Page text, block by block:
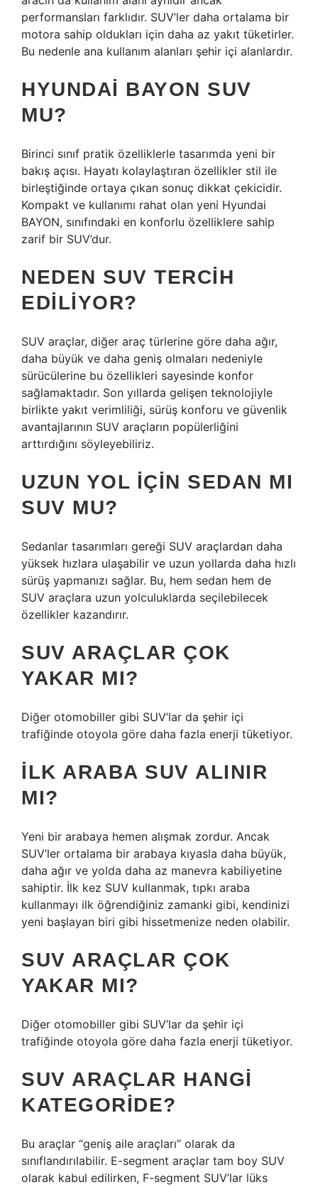
performansları farklıdır. SUV’ler daha ortalama bir
motora sahip oldukları için daha az yakıt tüketirler.
Bu nedenle ana kullanım alanları şehir içi alanlardır.
HYUNDAI BAYON SUV
MU?
Birinci sınıf pratik özelliklerle tasarımda yeni bir
bakış açısı. Hayatı kolaylaştıran özellikler stil ile
birleştiğinde ortaya çıkan sonuç dikkat çekicidir.
Kompakt ve kullanımı rahat olan yeni Hyundai
BAYON, sınıfındaki en konforlu özelliklere sahip
zarif bir SUV’dur.
NEDEN SUV TERCIH
EDILIYOR?
SUV araçlar, diğer araç türlerine göre daha ağır,
daha büyük ve daha geniş olmaları nedeniyle
sürücülerine bu özellikleri sayesinde konfor
sağlamaktadır. Son yıllarda gelişen teknolojiyle
birlikte yakıt verimliliği, sürüş konforu ve güvenlik
avantajlarının SUV araçların popülerliğini
arttırdığını söyleyebiliriz.
UZUN YOL IÇIN SEDAN MI
SUV MU?
Sedanlar tasarımları gereği SUV araçlardan daha
yüksek hızlara ulaşabilir ve uzun yollarda daha hızlı
sürüş yapmanızı sağlar. Bu, hem sedan hem de
SUV araçlara uzun yolculuklarda seçilebilecek
özellikler kazandırır.
SUV ARAÇLAR ÇOK
YAKAR MI?
Diğer otomobiller gibi SUV’lar da şehir içi
trafiğinde otoyola göre daha fazla enerji tüketiyor.
İLK ARABA SUV ALINIR
MI?
Yeni bir arabaya hemen alışmak zordur. Ancak
SUV’ler ortalama bir arabaya kıyasla daha büyük,
daha ağır ve yolda daha az manevra kabiliyetine
sahiptir. İlk kez SUV kullanmak, tıpkı araba
kullanmayı ilk öğrendiğiniz zamanki gibi, kendinizi
yeni başlayan biri gibi hissetmenize neden olabilir.
SUV ARAÇLAR ÇOK
YAKAR MI?
Diğer otomobiller gibi SUV’lar da şehir içi
trafiğinde otoyola göre daha fazla enerji tüketiyor.
SUV ARAÇLAR HANGI
KATEGORIDE?
Bu araçlar “geniş aile araçları” olarak da
sınıflandırılabilir. E-segment araçlar tam boy SUV
olarak kabul edilirken, F-segment SUV’lar lüks